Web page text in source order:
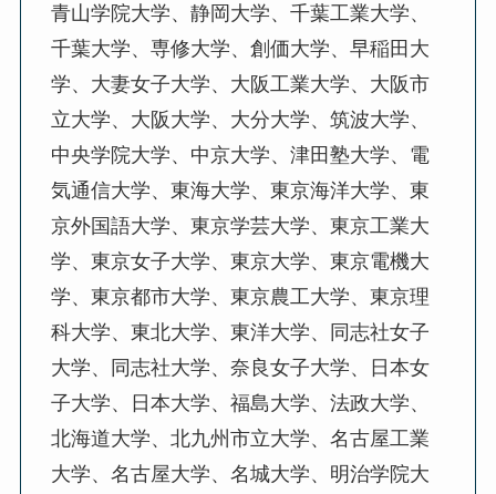
青山学院大学、静岡大学、千葉工業大学、
千葉大学、専修大学、創価大学、早稲田大
学、大妻女子大学、大阪工業大学、大阪市
立大学、大阪大学、大分大学、筑波大学、
中央学院大学、中京大学、津田塾大学、電
気通信大学、東海大学、東京海洋大学、東
京外国語大学、東京学芸大学、東京工業大
学、東京女子大学、東京大学、東京電機大
学、東京都市大学、東京農工大学、東京理
科大学、東北大学、東洋大学、同志社女子
大学、同志社大学、奈良女子大学、日本女
子大学、日本大学、福島大学、法政大学、
北海道大学、北九州市立大学、名古屋工業
大学、名古屋大学、名城大学、明治学院大